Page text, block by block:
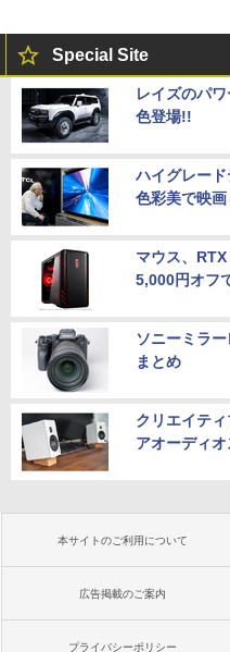
Special Site
レイズのパ
色登場!!
ハイグレー
色彩美で映
マウス、
5,000円オフ
ソニーミラ
まとめ
クリエイテ
アオーディ
本サイトのご利用について
広告掲載のご案内
プライバシーポリシー